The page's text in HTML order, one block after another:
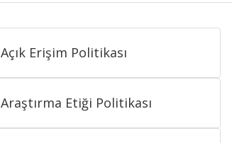
Açık Erişim Politikası
Araştırma Etiği Politikası